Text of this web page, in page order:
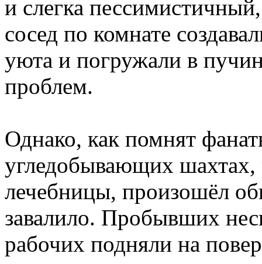
и слегка
сосед по комнате
уюта и погружали в
проблем.
Однако, как помнят
угледобывающих шахтах,
лечебницы, произошёл
завалило. Пробывших
рабочих подняли на